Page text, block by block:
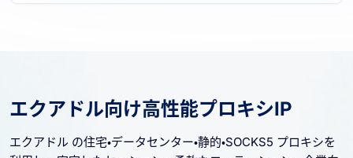
エクアドル向け高性能プロキシIP
エクアドル の住宅・データセンター・静的・SOCKS5 プロキシを